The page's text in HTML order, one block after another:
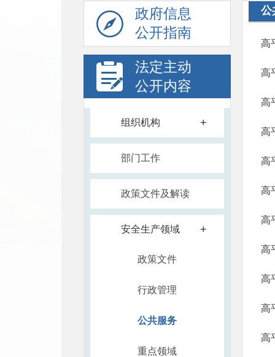
政府信息
公开指南
法定主动
公开内容
组织机构 +
部门工作
政策文件及解读
安全生产领域 +
政策文件
行政管理
公共服务
重点领域
公
高
高
高
高
高
高
高
高
高
高